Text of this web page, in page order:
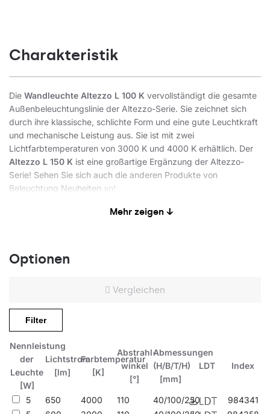
Charakteristik
Die Wandleuchte Altezzo L 100 K vervollständigt die gesamte
Außenbeleuchtungslinie der Altezzo-Serie. Sie zeichnet sich
durch ihre klassische, schlichte Form und eine gute Leuchtkraft
und mechanische Leistung aus. Sie ist mit zwei
Lichtfarbtemperaturen von 3000 K und 4000 K erhältlich. Der
Altezzo L 150 K ist eine großartige Ergänzung der Altezzo-
Serie! Sehen Sie sich auch die anderen Produkte von
Beleuchtung Neuheiten an!
Die hohe Dichtigkeit (IP65) und Schlagfestigkeit (IK08) der
Beleuchtung für Fassaden und Gebäudeumfeld bewähren.
Zusammen mit den anderen Produkten der Altezzo-Reihe sorgt
sie in Wohnsiedlungen, Parks und Gärten für eine gute,
augenfreundliche und sicherheitsrelevante Beleuchtung und ein
Mehr zeigen ↓
Optionen
Vergleichen
Filter
Nennleistung
der
Leuchte
[W]
Lichtstrom
[lm]
Farbtemperatur
[K]
Abstrahl-
winkel
[°]
Abmessungen
(H/B/T/H)
[mm]
LDT Index
5 650 4000 110 40/100/250
984341